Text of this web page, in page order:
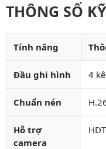
THÔNG SỐ
Tính năng
Đầu ghi hình 4
Chuẩn nén
Hỗ trợ
camera